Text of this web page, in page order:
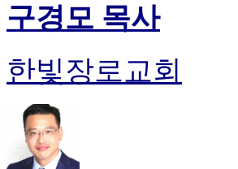
구경모 목사
한빛장로교회